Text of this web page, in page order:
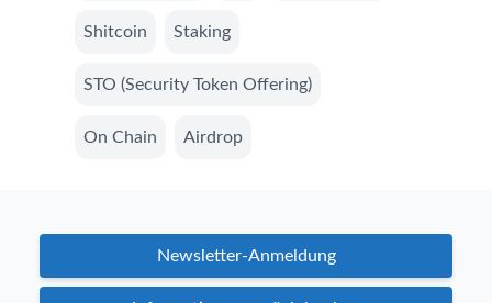
Shitcoin Staking
STO (Security Token Offering)
On Chain Airdrop
Newsletter-Anmeldung